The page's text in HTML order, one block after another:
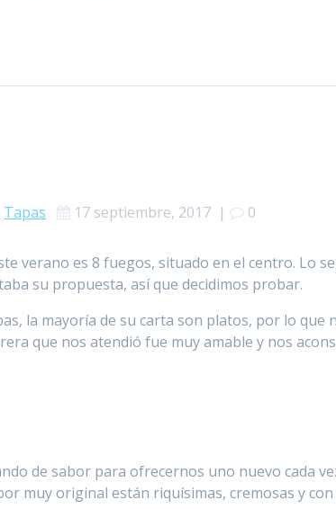
Tapas 17 septiembre, 2017 | 0
verano es 8 fuegos, situado en el centro. Lo
su propuesta, así que decidimos probar.
la mayoría de su carta son platos, por lo que
que nos atendió fue muy amable y nos
de sabor para ofrecernos uno nuevo cada
muy original están riquísimas, cremosas y